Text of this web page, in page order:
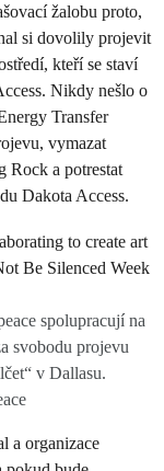
žalobu proto,
si dovolily projevit
kteří se staví
Nikdy nešlo o
Transfer
vymazat
Rock a potrestat
Dakota Access.
spolupracují na
svobodu projevu
v Dallasu.
a organizace